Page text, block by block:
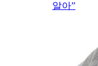
알아”